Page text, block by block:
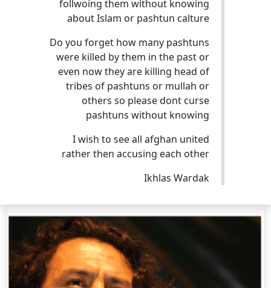
follwoing them without knowing
about Islam or pashtun calture
Do you forget how many pashtuns
were killed by them in the past or
even now they are killing head of
tribes of pashtuns or mullah or
others so please dont curse
pashtuns without knowing
I wish to see all afghan united
rather then accusing each other
Ikhlas Wardak